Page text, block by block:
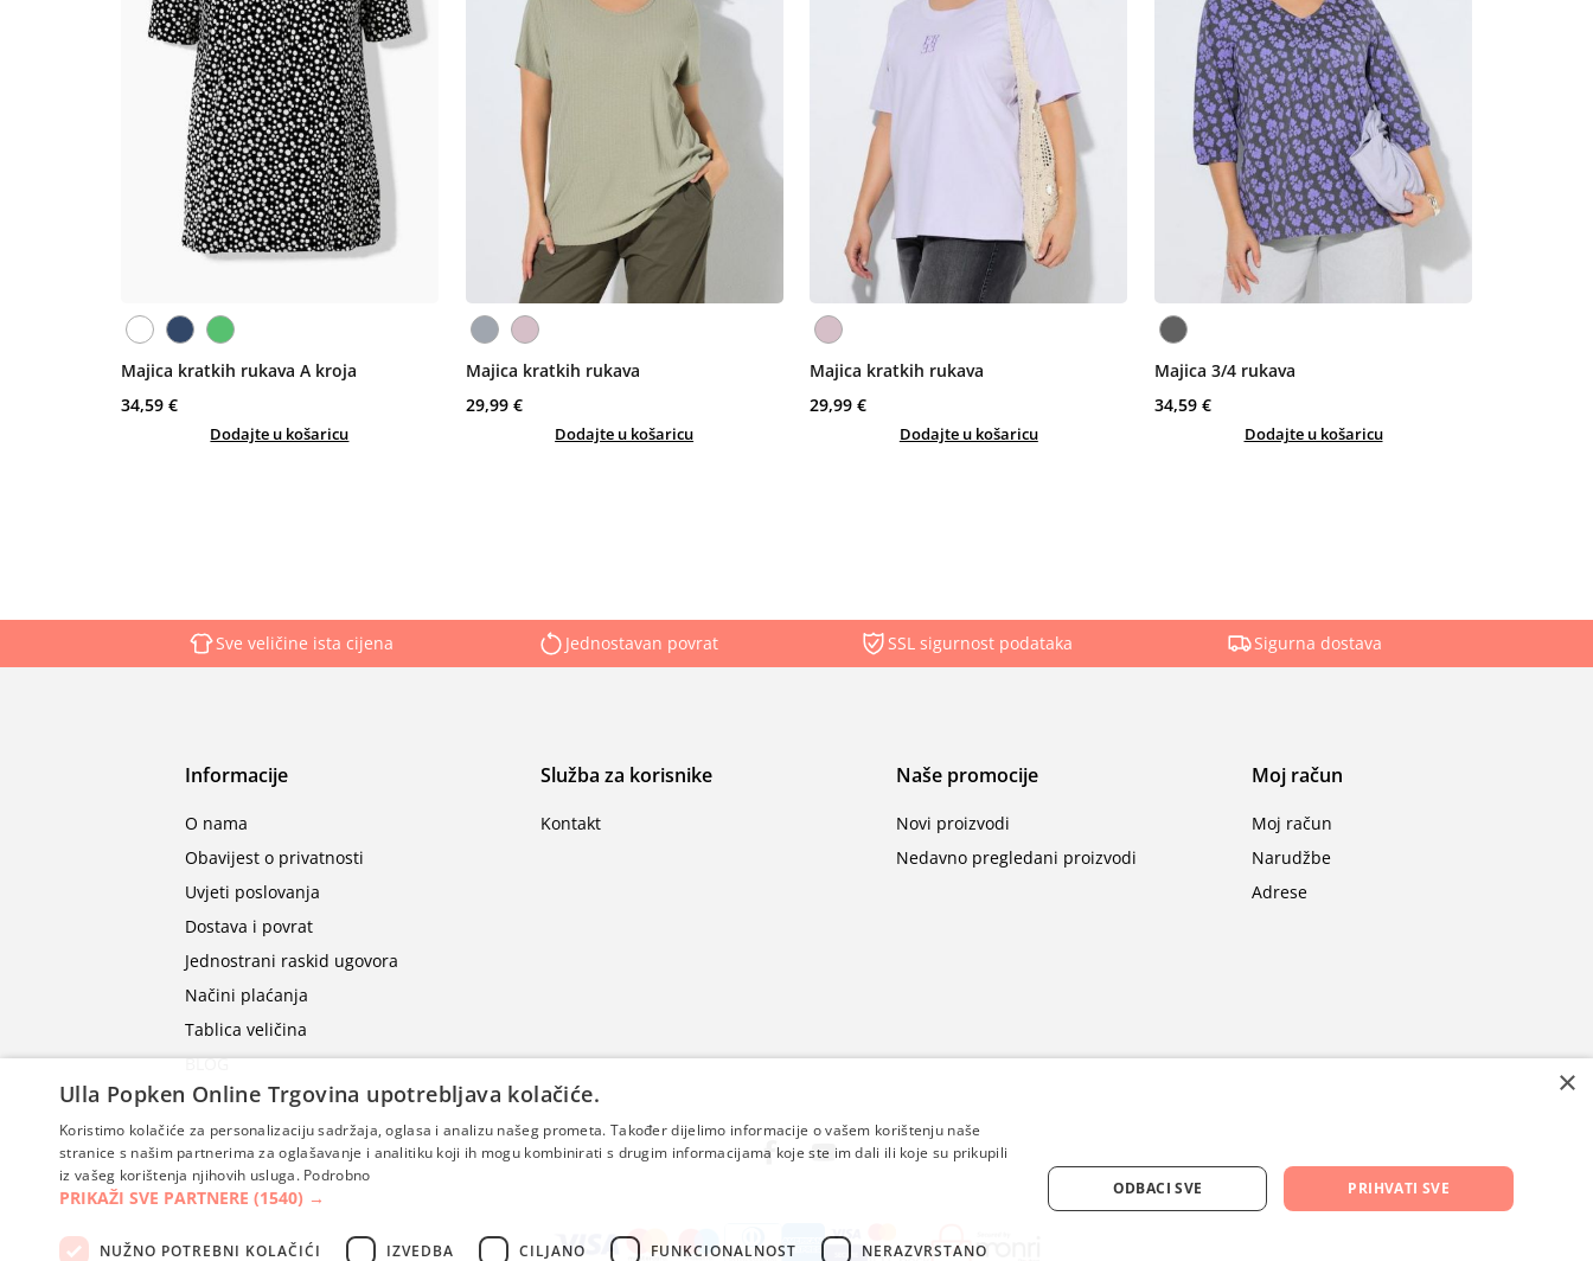
Majica kratkih rukava A kroja
34,59 €
Dodajte u košaricu
Majica kratkih rukava
29,99 €
Dodajte u košaricu
Majica kratkih rukava
29,99 €
Dodajte u košaricu
Majica 3/4 rukava
34,59 €
Dodajte u košaricu
Sve veličine ista cijena Jednostavan povrat SSL sigurnost podataka Sigurna dostava
Informacije
O nama
Obavijest o privatnosti
Uvjeti poslovanja
Dostava i povrat
Jednostrani raskid ugovora
Načini plaćanja
Tablica veličina
BLOG
Služba za korisnike
Kontakt
Naše promocije
Novi proizvodi
Nedavno pregledani proizvodi
Moj račun
Moj račun
Narudžbe
Adrese
×
Ulla Popken Online Trgovina upotrebljava kolačiće.
Koristimo kolačiće za personalizaciju sadržaja, oglasa i analizu našeg prometa. Također dijelimo informacije o vašem korištenju naše
stranice s našim partnerima za oglašavanje i analitiku koji ih mogu kombinirati s drugim informacijama koje ste im dali ili koje su prikupili
iz vašeg korištenja njihovih usluga. Podrobno
PRIKAŽI SVE PARTNERE (1540) →
NUŽNO POTREBNI KOLAČIĆI IZVEDBA CILJANO FUNKCIONALNOST NERAZVRSTANO
PRIHVATI SVE
ODBACI SVE